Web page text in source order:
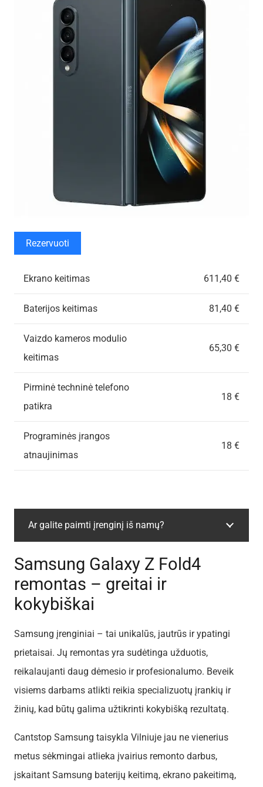
Rezervuoti
Ekrano keitimas 611,40 €
Baterijos keitimas 81,40 €
Vaizdo kameros modulio
keitimas
65,30 €
Pirminė techninė telefono
patikra
18 €
Programinės įrangos
atnaujinimas
18 €
Ar galite paimti įrenginį iš namų?
Samsung Galaxy Z Fold4
remontas – greitai ir
kokybiškai
Samsung įrenginiai – tai unikalūs, jautrūs ir ypatingi
prietaisai. Jų remontas yra sudėtinga užduotis,
reikalaujanti daug dėmesio ir profesionalumo. Beveik
visiems darbams atlikti reikia specializuotų įrankių ir
žinių, kad būtų galima užtikrinti kokybišką rezultatą.
Cantstop Samsung taisykla Vilniuje jau ne vienerius
metus sėkmingai atlieka įvairius remonto darbus,
įskaitant Samsung baterijų keitimą, ekrano pakeitimą,